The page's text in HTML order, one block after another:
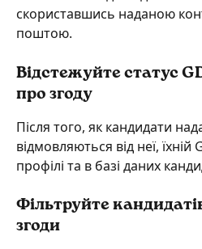
скориставшись наданою
поштою.
Відстежуйте статус
про згоду
Після того, як кандидати
відмовляються від неї, їхній
профілі та в базі даних
Фільтруйте
згоди